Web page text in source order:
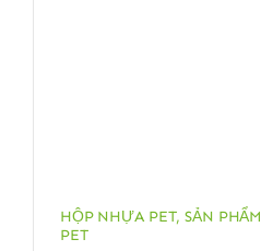
HỘP NHỰA PET,SẢN PHẨM
PET